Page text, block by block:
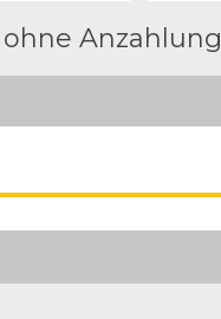
Anzahlung